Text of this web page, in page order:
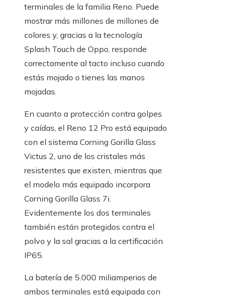
terminales de la familia Reno. Puede
mostrar más millones de millones de
colores y, gracias a la tecnología
Splash Touch de Oppo, responde
correctamente al tacto incluso cuando
estás mojado o tienes las manos
mojadas.
En cuanto a protección contra golpes
y caídas, el Reno 12 Pro está equipado
con el sistema Corning Gorilla Glass
Victus 2, uno de los cristales más
resistentes que existen, mientras que
el modelo más equipado incorpora
Corning Gorilla Glass 7i.
Evidentemente los dos terminales
también están protegidos contra el
polvo y la sal gracias a la certificación
IP65.
La batería de 5.000 miliamperios de
ambos terminales está equipada con